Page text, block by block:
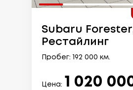
Subaru Forester,
Рестайлинг
Пробег: 192 000 км.
Цена: 1 020